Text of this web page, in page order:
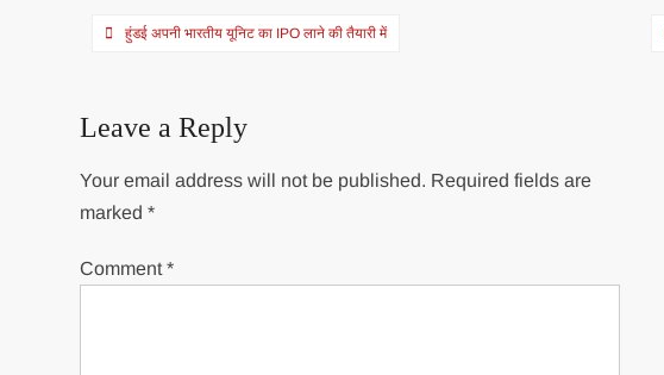
Postहुंडई अपनी भारतीय यूनिट का IPO लाने की तैयारी में
Leave a Reply
Your email address will not be published. Required fields are
marked*
Comment*